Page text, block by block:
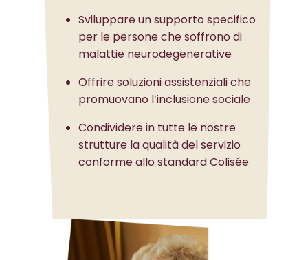
Sviluppare un supporto specifico
per le persone che soffrono di
malattie neurodegenerative
Offrire soluzioni assistenziali che
promuovano l’inclusione sociale
Condividere in tutte le nostre
strutture la qualità del servizio
conforme allo standard Colisée